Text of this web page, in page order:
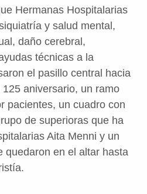
Hermanas Hospitalarias
y salud mental,
daño cerebral,
técnicas a la
el pasillo central hacia
aniversario, un ramo
pacientes, un cuadro con
de superioras que ha
Aita Menni y un
quedaron en el altar hasta